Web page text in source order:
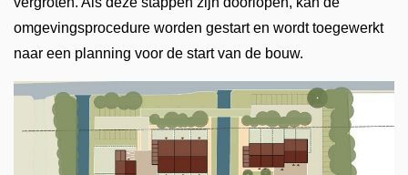
omgevingsprocedure worden gestart en wordt toegewerkt
naar een planning voor de start van de bouw.